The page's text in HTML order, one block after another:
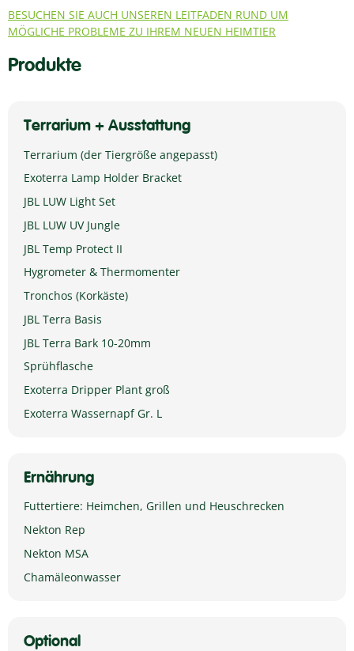
BESUCHEN SIE AUCH UNSEREN LEITFADEN RUND UM
MÖGLICHE PROBLEME ZU IHREM NEUEN HEIMTIER
Produkte
Terrarium + Ausstattung
Terrarium (der Tiergröße angepasst)
Exoterra Lamp Holder Bracket
JBL LUW Light Set
JBL LUW UV Jungle
JBL Temp Protect II
Hygrometer & Thermomenter
Tronchos (Korkäste)
JBL Terra Basis
JBL Terra Bark 10-20mm
Sprühflasche
Exoterra Dripper Plant groß
Exoterra Wassernapf Gr. L
Ernährung
Futtertiere: Heimchen, Grillen und Heuschrecken
Nekton Rep
Nekton MSA
Chamäleonwasser
Optional